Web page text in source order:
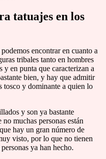
tatuajes en los
encontrar en cuanto a
tribales tanto en hombres
y en punta que caracterizan a
bien, y hay que admitir
tosco y dominante a quien lo
y son ya bastante
muchas personas están
hay un gran número de
visto, por lo que no tienen
ya han hecho.